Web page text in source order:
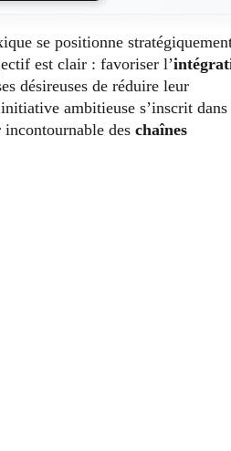
se positionne
est clair : favoriser l’
désireuses de réduire leur
ambitieuse s’inscrit
des chaînes